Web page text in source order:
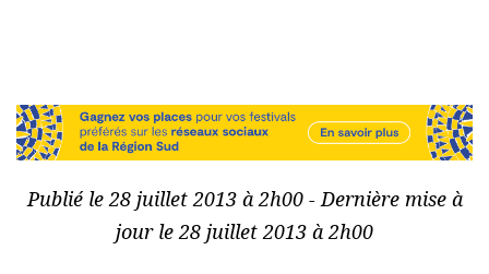
Publié le 28 juillet 2013 à 2h00 - Dernière mise à
jour le 28 juillet 2013 à 2h00